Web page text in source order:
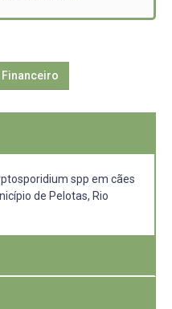
Financeiro
spp em cães
de Pelotas, Rio
parasitária com